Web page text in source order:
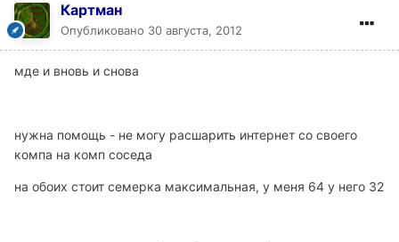
Картман
Опубликовано 30 августа, 2012
мде и вновь и снова
нужна помощь - не могу расшарить интернет со своего
компа на комп соседа
на обоих стоит семерка максимальная, у меня 64 у него 32